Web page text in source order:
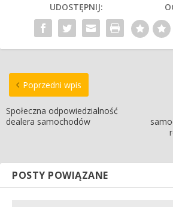
UDOSTĘPNIJ:
Poprzedni wpis
Społeczna odpowiedzialność
dealera samochodów
POSTY POWIĄZANE